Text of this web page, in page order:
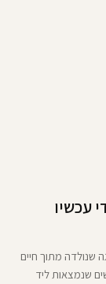
עכשיו
שנולדה מתוך חיים
שנמצאות ליד